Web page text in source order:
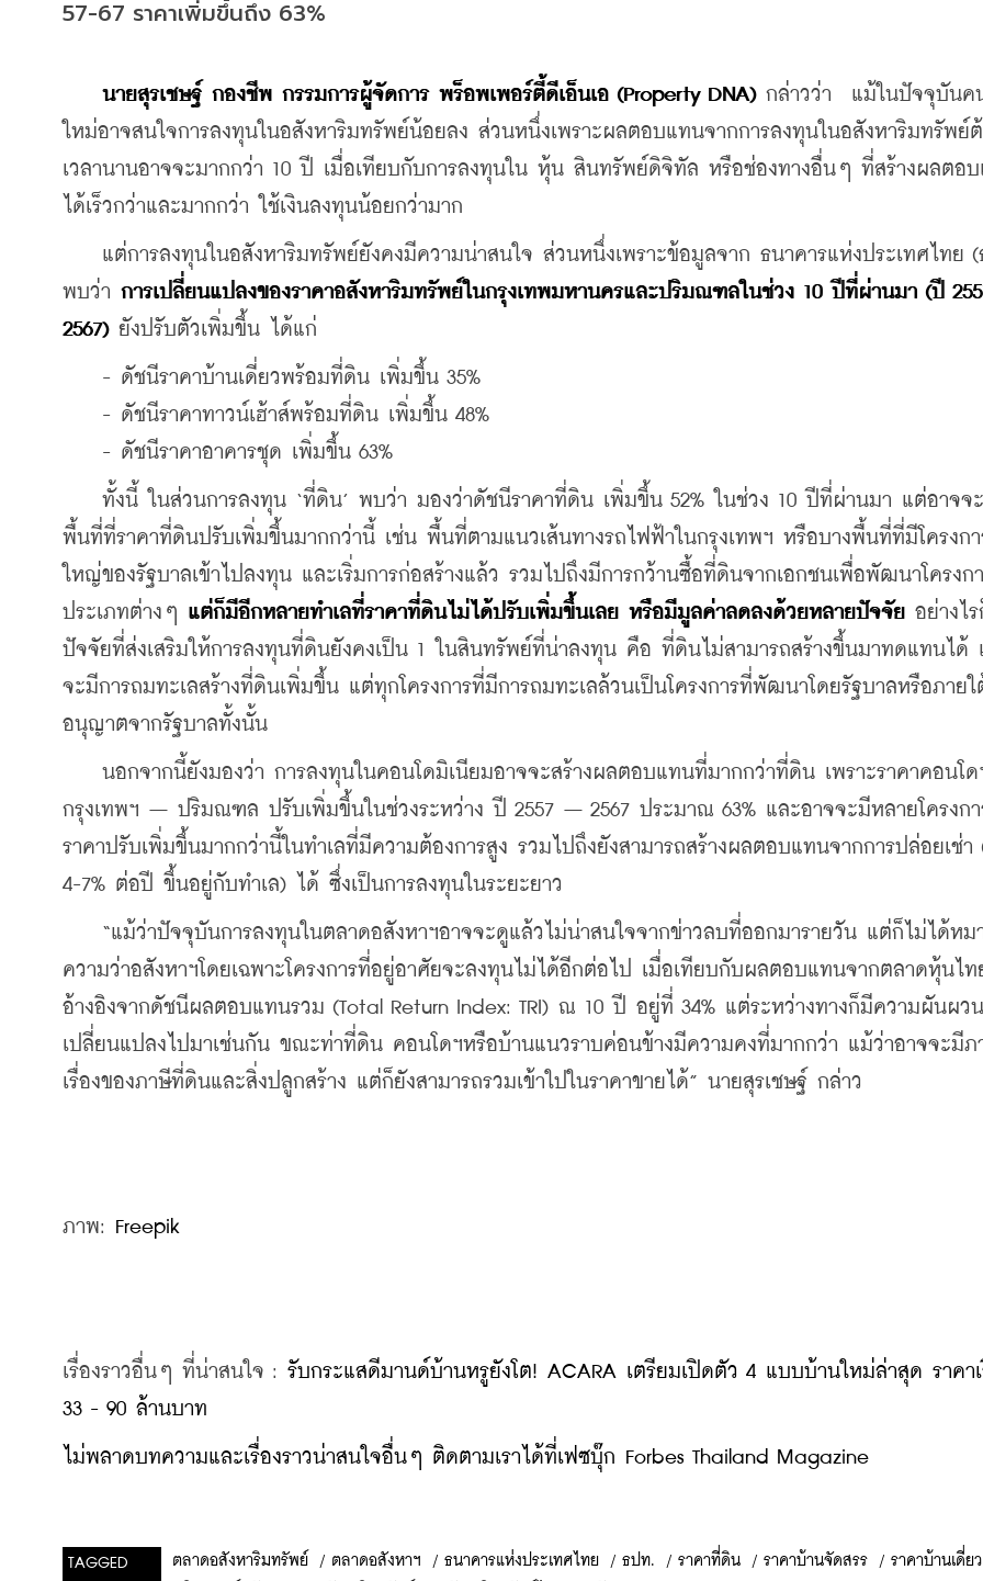
57-67 ราคาเพิ่มขึ้นถึง 63%
นายสุรเชษฐ์ กองชีพ กรรมการผู้จัดการ พร็อพเพอร์ตี้ดีเอ็นเอ (Property DNA) กล่าวว่า  แม้ในปัจจุบันค
ใหม่อาจสนใจการลงทุนในอสังหาริมทรัพย์น้อยลง ส่วนหนึ่งเพราะผลตอบแทนจากการลงทุนในอสังหาริมทรัพย์
เวลานานอาจจะมากกว่า 10 ปี เมื่อเทียบกับการลงทุนใน หุ้น สินทรัพย์ดิจิทัล หรือช่องทางอื่นๆ ที่สร้างผลตอ
ได้เร็วกว่าและมากกว่า ใช้เงินลงทุนน้อยกว่ามาก
แต่การลงทุนในอสังหาริมทรัพย์ยังคงมีความน่าสนใจ ส่วนหนึ่งเพราะข้อมูลจาก ธนาคารแห่งประเทศไทย (
พบว่า การเปลี่ยนแปลงของราคาอสังหาริมทรัพย์ในกรุงเทพมหานครและปริมณฑลในช่วง 10 ปีที่ผ่านมา (ปี
2567) ยังปรับตัวเพิ่มขึ้น ได้แก่
- ดัชนีราคาบ้านเดี่ยวพร้อมที่ดิน เพิ่มขึ้น 35%
- ดัชนีราคาทาวน์เฮ้าส์พร้อมที่ดิน เพิ่มขึ้น 48%
- ดัชนีราคาอาคารชุด เพิ่มขึ้น 63%
ทั้งนี้ ในส่วนการลงทุน ‘ที่ดิน’ พบว่า มองว่าดัชนีราคาที่ดิน เพิ่มขึ้น 52% ในช่วง 10 ปีที่ผ่านมา แต่อาจจ
พื้นที่ที่ราคาที่ดินปรับเพิ่มขึ้นมากกว่านี้ เช่น พื้นที่ตามแนวเส้นทางรถไฟฟ้าในกรุงเทพฯ หรือบางพื้นที่ที่มีโครงก
ใหญ่ของรัฐบาลเข้าไปลงทุน และเริ่มการก่อสร้างแล้ว รวมไปถึงมีการกว้านซื้อที่ดินจากเอกชนเพื่อพัฒนาโครงก
ประเภทต่างๆ แต่ก็มีอีกหลายทำเลที่ราคาที่ดินไม่ได้ปรับเพิ่มขึ้นเลย หรือมีมูลค่าลดลงด้วยหลายปัจจัย อย่างไ
ปัจจัยที่ส่งเสริมให้การลงทุนที่ดินยังคงเป็น 1 ในสินทรัพย์ที่น่าลงทุน คือ ที่ดินไม่สามารถสร้างขึ้นมาทดแทนได้
จะมีการถมทะเลสร้างที่ดินเพิ่มขึ้น แต่ทุกโครงการที่มีการถมทะเลล้วนเป็นโครงการที่พัฒนาโดยรัฐบาลหรือภายใ
อนุญาตจากรัฐบาลทั้งนั้น
นอกจากนี้ยังมองว่า การลงทุนในคอนโดมิเนียมอาจจะสร้างผลตอบแทนที่มากกว่าที่ดิน เพราะราคาคอนโด
กรุงเทพฯ – ปริมณฑล ปรับเพิ่มขึ้นในช่วงระหว่าง ปี 2557 – 2567 ประมาณ 63% และอาจจะมีหลายโครงกา
ราคาปรับเพิ่มขึ้นมากกว่านี้ในทำเลที่มีความต้องการสูง รวมไปถึงยังสามารถสร้างผลตอบแทนจากการปล่อยเช่า
4-7% ต่อปี ขึ้นอยู่กับทำเล) ได้ ซึ่งเป็นการลงทุนในระยะยาว
“แม้ว่าปัจจุบันการลงทุนในตลาดอสังหาฯอาจจะดูแล้วไม่น่าสนใจจากข่าวลบที่ออกมารายวัน แต่ก็ไม่ได้หม
ความว่าอสังหาฯโดยเฉพาะโครงการที่อยู่อาศัยจะลงทุนไม่ได้อีกต่อไป เมื่อเทียบกับผลตอบแทนจากตลาดหุ้นไ
อ้างอิงจากดัชนีผลตอบแทนรวม (Total Return Index: TRI) ณ 10 ปี อยู่ที่ 34% แต่ระหว่างทางก็มีความผันผว
เปลี่ยนแปลงไปมาเช่นกัน ขณะท่าที่ดิน คอนโดฯหรือบ้านแนวราบค่อนข้างมีความคงที่มากกว่า แม้ว่าอาจจะมีภ
เรื่องของภาษีที่ดินและสิ่งปลูกสร้าง แต่ก็ยังสามารถรวมเข้าใปในราคาขายได้” นายสุรเชษฐ์ กล่าว
ภาพ: Freepik
เรื่องราวอื่นๆ ที่น่าสนใจ : รับกระแสดีมานด์บ้านหรูยังโต! ACARA เตรียมเปิดตัว 4 แบบบ้านใหม่ล่าสุด ราคา
33 - 90 ล้านบาท
ไม่พลาดบทความและเรื่องราวน่าสนใจอื่นๆ ติดตามเราได้ที่เฟซบุ๊ก Forbes Thailand Magazine
TAGGED
ตลาดอสังหาริมทรัพย์ / ตลาดอสังหาฯ / ธนาคารแห่งประเทศไทย / ธปท. / ราคาที่ดิน / ราคาบ้านจัดสรร / ราคาบ้านเดี่ยว